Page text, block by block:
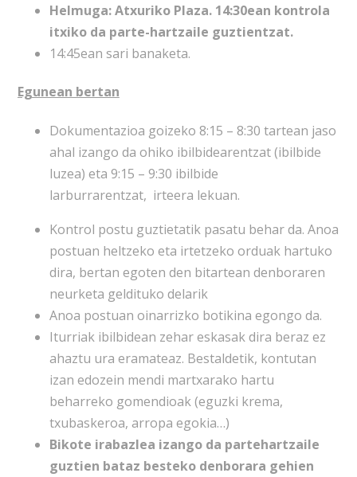
Helmuga: Atxuriko Plaza. 14:30ean kontrola
itxiko da parte-hartzaile guztientzat.
14:45ean sari banaketa.
Egunean bertan
Dokumentazioa goizeko 8:15 – 8:30 tartean jaso
ahal izango da ohiko ibilbidearentzat (ibilbide
luzea) eta 9:15 – 9:30 ibilbide
larburrarentzat, irteera lekuan.
Kontrol postu guztietatik pasatu behar da. Anoa
postuan heltzeko eta irtetzeko orduak hartuko
dira, bertan egoten den bitartean denboraren
neurketa geldituko delarik
Anoa postuan oinarrizko botikina egongo da.
Iturriak ibilbidean zehar eskasak dira beraz ez
ahaztu ura eramateaz. Bestaldetik, kontutan
izan edozein mendi martxarako hartu
beharreko gomendioak (eguzki krema,
txubaskeroa, arropa egokia…)
Bikote irabazlea izango da partehartzaile
guztien bataz besteko denborara gehien